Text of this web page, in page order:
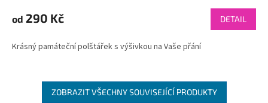
od 290 Kč DETAIL
Krásný památeční polštářek s výšivkou na Vaše přání
ZOBRAZIT VŠECHNY SOUVISEJÍCÍ PRODUKTY